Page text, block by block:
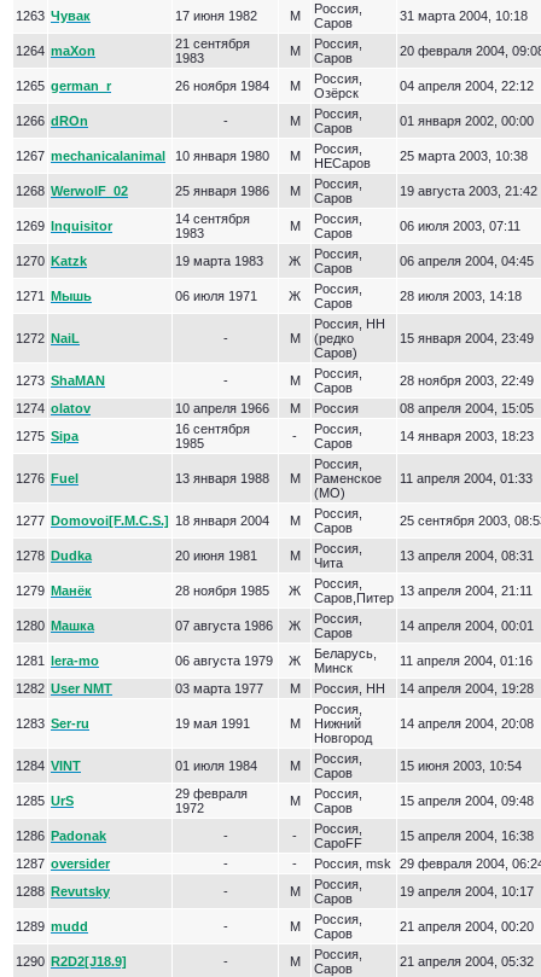
1263 Чувак 17 июня 1982 М
Россия,
Саров
31 марта 2004, 10:18
1264 maXon
21 сентября
1983
М
Россия,
Саров
20 февраля 2004,
1265 german_r 26 ноября 1984 М
Россия,
Озёрск
04 апреля 2004, 22:12
1266 dROn - М
Россия,
Саров
01 января 2002, 00:00
1267 mechanicalanimal 10 января 1980 М
Россия,
НЕСаров
25 марта 2003, 10:38
1268 WerwolF_02 25 января 1986 М
Россия,
Саров
19 августа 2003, 21:42
1269 Inquisitor
14 сентября
1983
М
Россия,
Саров
06 июля 2003, 07:11
1270 Katzk 19 марта 1983 Ж
Россия,
Саров
06 апреля 2004, 04:45
1271 Мышь 06 июля 1971 Ж
Россия,
Саров
28 июля 2003, 14:18
1272 NaiL - М
Россия, НН
(редко
Саров)
15 января 2004, 23:49
1273 ShaMAN - М
Россия,
Саров
28 ноября 2003, 22:49
1274 olatov 10 апреля 1966 М Россия
08 апреля 2004, 15:05
1275 Sipa
16 сентября
1985
-
Россия,
Саров
14 января 2003, 18:23
1276 Fuel 13 января 1988 М
Россия,
Раменское
(МО)
11 апреля 2004, 01:33
1277 Domovoi[F.M.C.S.] 18 января 2004 М
Россия,
Саров
25 сентября 2003,
1278 Dudka 20 июня 1981 М
Россия,
Чита
13 апреля 2004, 08:31
1279 Манёк 28 ноября 1985 Ж
Россия,
Саров,Питер 13 апреля 2004, 21:11
1280 Машка 07 августа 1986 Ж
Россия,
Саров
14 апреля 2004, 00:01
1281 lera-mo 06 августа 1979 Ж
Беларусь,
Минск
11 апреля 2004, 01:16
1282 User NMT 03 марта 1977 М Россия, НН 14 апреля 2004, 19:28
1283 Ser-ru 19 мая 1991 М
Россия,
Нижний
Новгород
14 апреля 2004, 20:08
1284 VINT 01 июля 1984 М
Россия,
Саров
15 июня 2003, 10:54
1285 UrS
29 февраля
1972
М
Россия,
Саров
15 апреля 2004, 09:48
1286 Padonak - -
Россия,
СароFF
15 апреля 2004, 16:38
1287 oversider - - Россия, msk
29 февраля 2004,
1288 Revutsky - М
Россия,
Саров
19 апреля 2004, 10:17
1289 mudd - М
Россия,
Саров
21 апреля 2004, 00:20
1290 R2D2[J18.9] - М
Россия,
Саров
21 апреля 2004, 05:32